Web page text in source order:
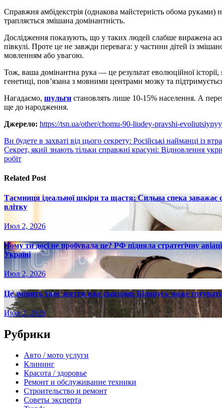
Справжня амбідекстрія (однакова майстерність обома
трапляється змішана домінантність.
Дослідження показують, що у таких людей слабше виражена
півкулі. Проте це не завжди перевага: у частини дітей із
мовленням або увагою.
Тож, ваша домінантна рука — це результат еволюційної
генетиці, пов’язана з мовними центрами мозку та
Нагадаємо, шульги становлять лише 10-15% населення. А
ще до народження.
Джерело: https://tsn.ua/other/chomu-90-liudey-pravshi-
Навигация
по
Ви будете в захваті від цього секрету: Російські найманці із
Секрет, який знають тільки справжні красуні: Відновлення
робіт
Related Post
Таємниця ідеальної шкіри та щастя: Сильна спека
влітку
Июл 2, 2026
Чому ти досі не пробувала це? РФ підняла стратегічну
Україні
Июл 2, 2026
Це змінить твоє життя вже сьогодні: Білорусь може
Июл 2, 2026
Рубрики
Авто / мото услуги
Клининг
Красота / здоровье
Ремонт и обслуживание техники
Строительство и ремонт
Советы эксперта